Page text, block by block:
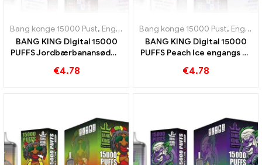
Bang konge 15000 Pust, Engangs e-cigaretter Sverige ,Engangs e-
BANG KING Digital 15000
PUFFS Jordbærbanansødme
€4.78
Bang konge 15000 Pust, Engangs e-cigaretter Sverige
BANG KING Digital 15000
PUFFS Peach Ice engangs e-
€4.78